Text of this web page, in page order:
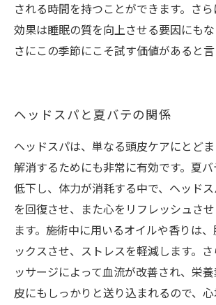
される時間を持つことができます。さ
効果は睡眠の質を向上させる要因にも
さにこの季節にこそ試す価値があると言
ヘッドスパと夏バテの関係
ヘッドスパは、単なる頭皮ケアにとど
解消するためにも非常に有効です。夏
低下し、体力が消耗する中で、ヘッド
を回復させ、また心をリフレッシュさ
ます。施術中に用いるオイルや香りは
ックスさせ、ストレスを軽減します。
ッサージによって血流が改善され、栄
皮にもしっかりと送り込まれるので、